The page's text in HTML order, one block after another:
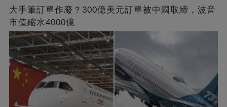
大手筆訂單作廢？300億美元訂單被中國取締，波音
市值縮水4000億